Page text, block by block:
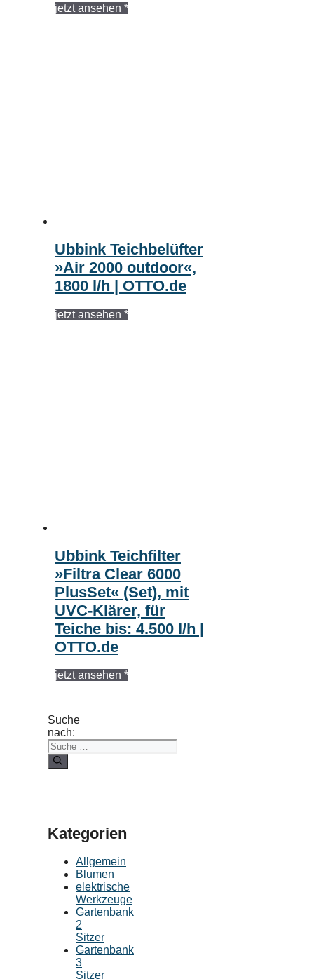
jetzt ansehen *
Ubbink Teichbelüfter
»Air 2000 outdoor«,
1800 l/h | OTTO.de
jetzt ansehen *
Ubbink Teichfilter
»Filtra Clear 6000
PlusSet« (Set), mit
UVC-Klärer, für
Teiche bis: 4.500 l/h |
OTTO.de
jetzt ansehen *
Suche
nach:
Kategorien
Allgemein
Blumen
elektrische
Werkzeuge
Gartenbank
2
Sitzer
Gartenbank
3
Sitzer